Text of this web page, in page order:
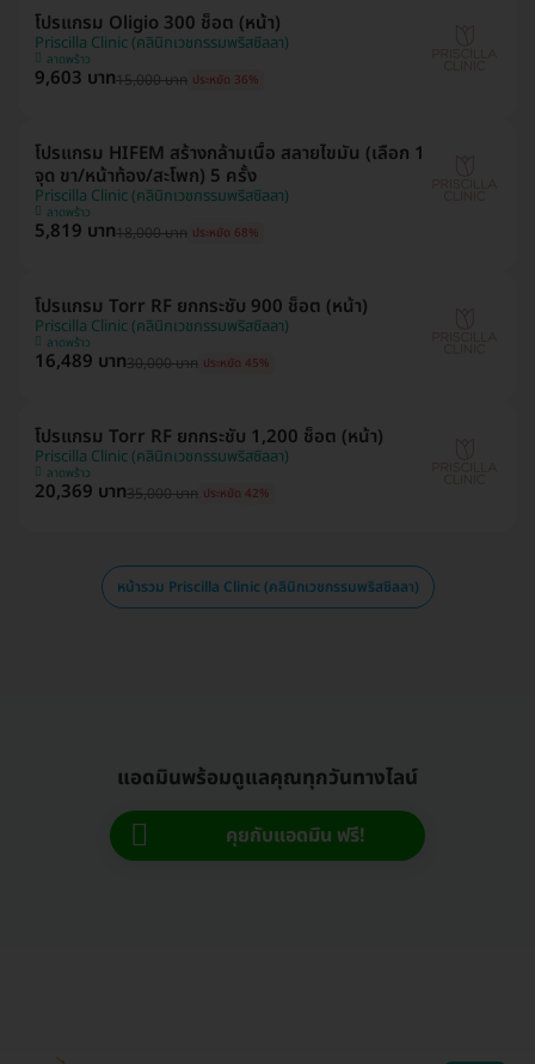
โปรแกรม Oligio 300 ช็อต (หน้า)
Priscilla Clinic (คลินิกเวชกรรมพริสซิลลา)
ลาดพร้าว
9,603 บาท15,000 บาท ประหยัด 36%
โปรแกรม HIFEM สร้างกล้ามเนื้อ สลายไขมัน (เลือก 1
จุด ขา/หน้าท้อง/สะโพก) 5 ครั้ง
Priscilla Clinic (คลินิกเวชกรรมพริสซิลลา)
ลาดพร้าว
5,819 บาท18,000 บาท ประหยัด 68%
โปรแกรม Torr RF ยกกระชับ 900 ช็อต (หน้า)
Priscilla Clinic (คลินิกเวชกรรมพริสซิลลา)
ลาดพร้าว
16,489 บาท30,000 บาท ประหยัด 45%
โปรแกรม Torr RF ยกกระชับ 1,200 ช็อต (หน้า)
Priscilla Clinic (คลินิกเวชกรรมพริสซิลลา)
ลาดพร้าว
20,369 บาท35,000 บาท ประหยัด 42%
หน้ารวม Priscilla Clinic (คลินิกเวชกรรมพริสซิลลา)
แอดมินพร้อมดูแลคุณทุกวันทางไลน์
คุยกับแอดมิน ฟรี!